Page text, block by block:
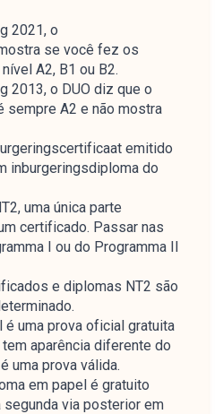
2021, o
se você fez os
A2, B1 ou B2.
2013, o DUO diz que o
sempre A2 e não mostra
emitido
inburgeringsdiploma do
uma única parte
certificado. Passar nas
I ou do Programma II
e diplomas NT2 são
uma prova oficial gratuita
aparência diferente do
uma prova válida.
em papel é gratuito
segunda via posterior em